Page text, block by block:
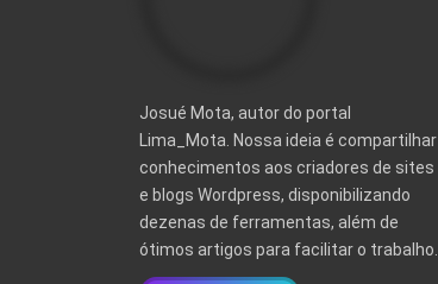
Josué Mota, autor do portal
Lima_Mota. Nossa ideia é compartilhar
conhecimentos aos criadores de sites
e blogs Wordpress, disponibilizando
dezenas de ferramentas, além de
ótimos artigos para facilitar o trabalho.